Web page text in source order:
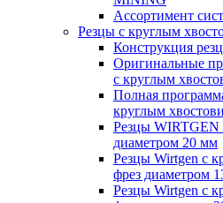
Ассортимент
Резцы с круглым
Конструкция
Оригинальные
с круглым
Полная
круглым
Резцы WIRTGEN
диаметром 20 мм
Резцы Wirtgen с
фрез диаметром
Резцы Wirtgen с